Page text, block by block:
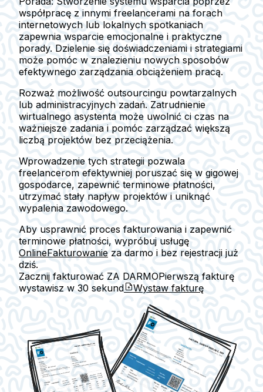
współpracę z innymi freelancerami na forach
internetowych lub lokalnych spotkaniach
zapewnia wsparcie emocjonalne i praktyczne
porady. Dzielenie się doświadczeniami i strategiami
może pomóc w znalezieniu nowych sposobów
efektywnego zarządzania obciążeniem pracą.
Rozważ możliwość outsourcingu powtarzalnych
lub administracyjnych zadań. Zatrudnienie
wirtualnego asystenta może uwolnić ci czas na
ważniejsze zadania i pomóc zarządzać większą
liczbą projektów bez przeciążenia.
Wprowadzenie tych strategii pozwala
freelancerom efektywniej poruszać się w gigowej
gospodarce, zapewnić terminowe płatności,
utrzymać stały napływ projektów i uniknąć
wypalenia zawodowego.
Aby usprawnić proces fakturowania i zapewnić
terminowe płatności, wypróbuj usługę
OnlineFakturowanie za darmo i bez rejestracji już
dziś.
Zacznij fakturować ZA DARMOPierwszą fakturę
wystawisz w 30 sekund Wystaw fakturę